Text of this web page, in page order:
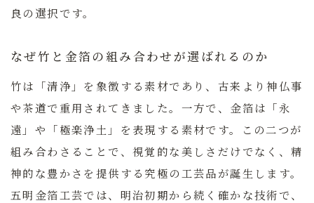
良の選択です。
なぜ竹と金箔の組み合わせが選ばれるのか
竹は「清浄」を象徴する素材であり、古来より神仏事
や茶道で重用されてきました。一方で、金箔は「永
遠」や「極楽浄土」を表現する素材です。この二つが
組み合わさることで、視覚的な美しさだけでなく、精
神的な豊かさを提供する究極の工芸品が誕生します。
五明金箔工芸では、明治初期から続く確かな技術で、